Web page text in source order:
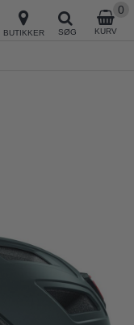
BUTIKKER SØG KURV
0